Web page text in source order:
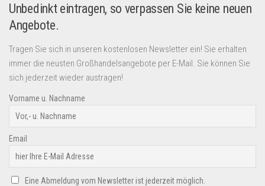
Unbedinkt eintragen, so verpassen Sie keine neuen
Angebote.
Tragen Sie sich in unseren kostenlosen Newsletter ein! Sie erhalten
immer die neusten Großhandelsangebote per E-Mail. Sie können Sie
sich jederzeit wieder austragen!
Vorname u. Nachname
Email
Eine Abmeldung vom Newsletter ist jederzeit möglich.